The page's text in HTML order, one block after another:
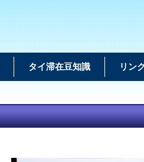
タイ滞在豆知識 リンク